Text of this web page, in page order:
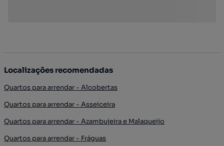
Localizações recomendadas
Quartos para arrendar - Alcobertas
Quartos para arrendar - Asseiceira
Quartos para arrendar - Azambujeira e Malaqueijo
Quartos para arrendar - Fráguas